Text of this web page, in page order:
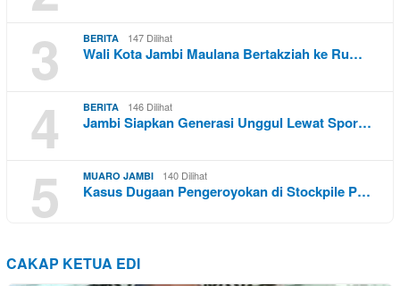
3
BERITA 147 Dilihat
Wali Kota Jambi Maulana Bertakziah ke Ru…
4 BERITA 146 Dilihat
Jambi Siapkan Generasi Unggul Lewat Spor…
5 MUARO JAMBI 140 Dilihat
Kasus Dugaan Pengeroyokan di Stockpile P…
CAKAP KETUA EDI